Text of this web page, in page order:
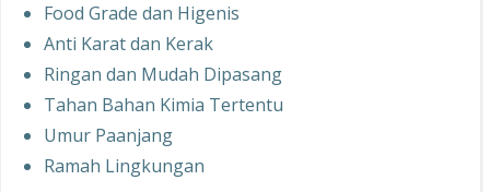
Food Grade dan Higenis
Anti Karat dan Kerak
Ringan dan Mudah Dipasang
Tahan Bahan Kimia Tertentu
Umur Paanjang
Ramah Lingkungan